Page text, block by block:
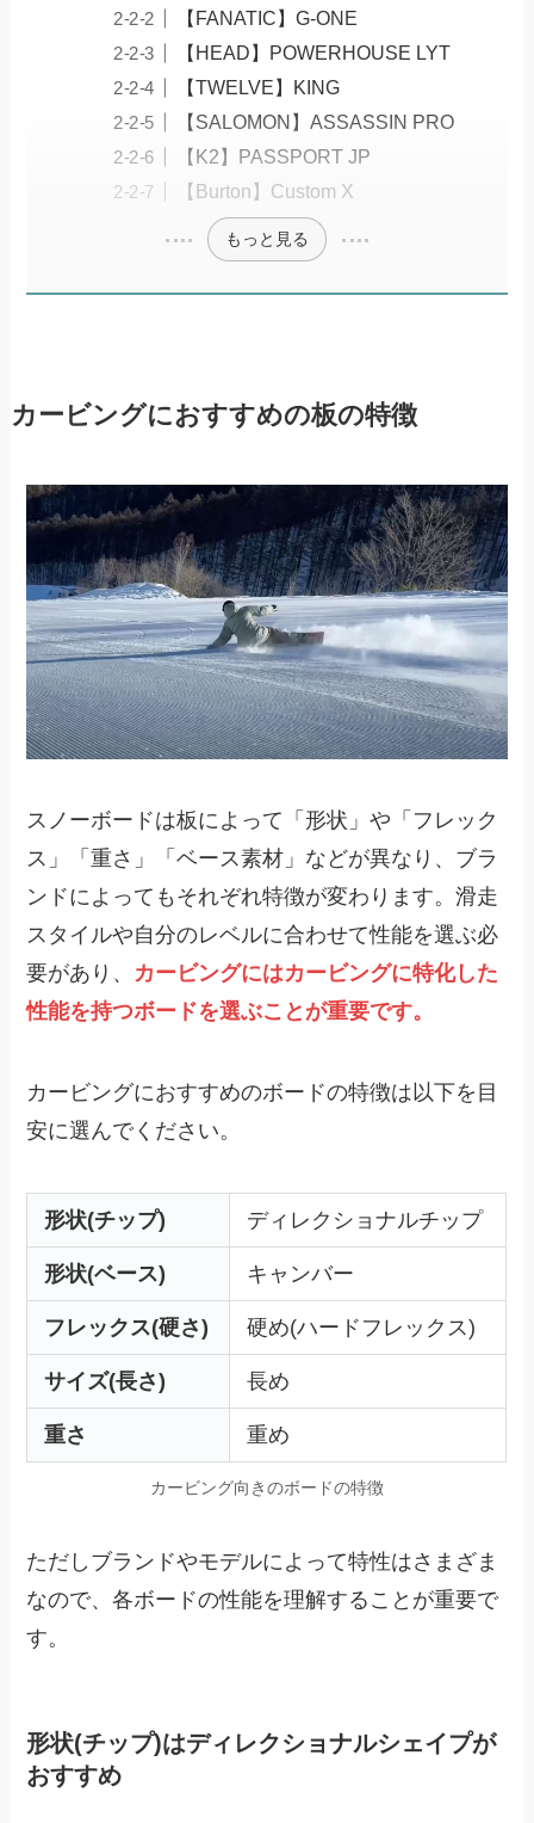
【FANATIC】G-ONE
【HEAD】POWERHOUSE LYT
【TWELVE】KING
【SALOMON】ASSASSIN PRO
【K2】PASSPORT JP
【Burton】Custom X
もっと見る
カービングにおすすめの板の特徴
スノーボードは板によって「形状」や「フレック
ス」「重さ」「ベース素材」などが異なり、ブラ
ンドによってもそれぞれ特徴が変わります。滑走
スタイルや自分のレベルに合わせて性能を選ぶ必
要があり、 カービングにはカービングに特化した
性能を持つボードを選ぶことが重要です。
カービングにおすすめのボードの特徴は以下を目
安に選んでください。
形状(チップ) ディレクショナルチップ
形状(ベース) キャンバー
フレックス(硬さ) 硬め(ハードフレックス)
サイズ(長さ) 長め
重さ 重め
カービング向きのボードの特徴
ただしブランドやモデルによって特性はさまざま
なので、各ボードの性能を理解することが重要で
す。
形状(チップ)はディレクショナルシェイプが
おすすめ